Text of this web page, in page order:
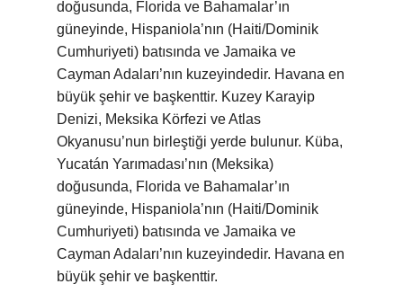
doğusunda, Florida ve Bahamalar’ın
güneyinde, Hispaniola’nın (Haiti/Dominik
Cumhuriyeti) batısında ve Jamaika ve
Cayman Adaları’nın kuzeyindedir. Havana en
büyük şehir ve başkenttir. Kuzey Karayip
Denizi, Meksika Körfezi ve Atlas
Okyanusu’nun birleştiği yerde bulunur. Küba,
Yucatán Yarımadası’nın (Meksika)
doğusunda, Florida ve Bahamalar’ın
güneyinde, Hispaniola’nın (Haiti/Dominik
Cumhuriyeti) batısında ve Jamaika ve
Cayman Adaları’nın kuzeyindedir. Havana en
büyük şehir ve başkenttir.